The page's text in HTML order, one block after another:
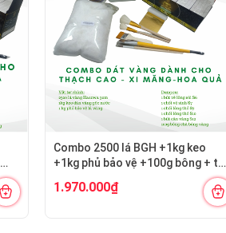
Combo 2500 lá BGH +1kg keo
+1kg phủ bảo vệ +100g bông + thỏ
S12+cước S7
1.970.000₫